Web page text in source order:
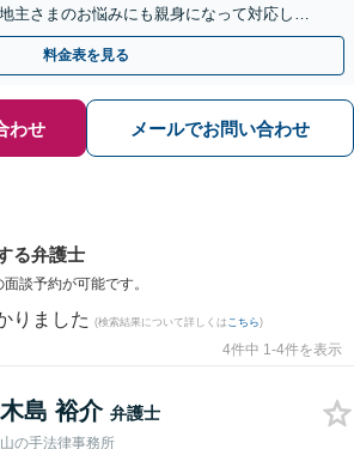
主さまのお悩みにも親身になって対応しま
料金表を見る
わせ メールでお問い合わせ
る弁護士
談予約が可能です。
りました (検索結果について詳しくは こちら)
4件中 1-4件を表示
木島 裕介 弁護士
山の手法律事務所